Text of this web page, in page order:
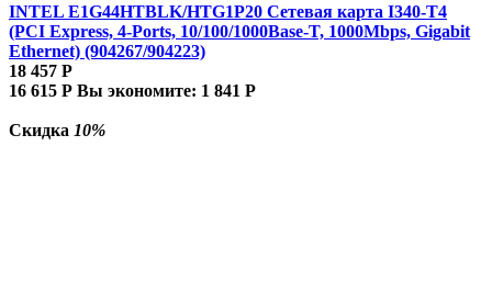
INTEL E1G44HTBLK/HTG1P20 Сетевая карта I340-T4
(PCI Express, 4-Ports, 10/100/1000Base-T, 1000Mbps, Gigabit
Ethernet) (904267/904223)
18 457 Р
16 615 Р Вы экономите: 1 841 Р
Скидка 10%